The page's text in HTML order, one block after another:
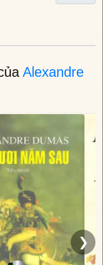
Alexandre
❯